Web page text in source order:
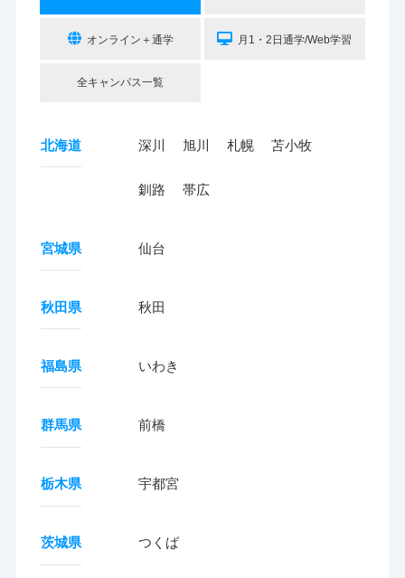
オンライン＋通学 月1・2日通学/Web学習
全キャンパス一覧
北海道 深川 旭川 札幌 苫小牧
釧路 帯広
宮城県 仙台
秋田県 秋田
福島県 いわき
群馬県 前橋
栃木県 宇都宮
茨城県 つくば